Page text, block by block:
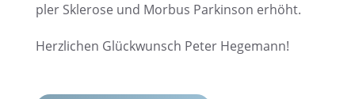
pler Sklerose und Morbus Parkin­son erhöht.
Herzli­chen Glück­wunsch Peter Hegemann!